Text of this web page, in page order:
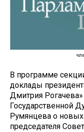
В программе
доклады
Дмитрия
Государственной
Румянцева о
председателя